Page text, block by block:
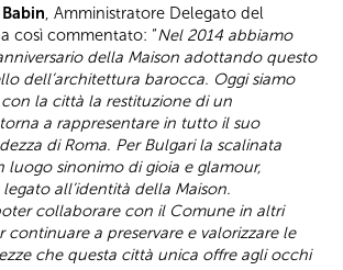
, Amministratore Delegato del
così commentato: “Nel 2014 abbiamo
della Maison adottando questo
dell’architettura barocca. Oggi siamo
la città la restituzione di un
a rappresentare in tutto il suo
di Roma. Per Bulgari la scalinata
luogo sinonimo di gioia e glamour,
all’identità della Maison.
collaborare con il Comune in altri
a preservare e valorizzare le
che questa città unica offre agli occhi